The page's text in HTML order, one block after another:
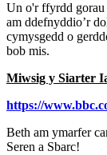
Un o'r ffyrdd
am ddefnyddio’r
cymysgedd o
bob mis.
Miwsig y Siarter
https://
Beth am ymarfer
Seren a Sbarc!